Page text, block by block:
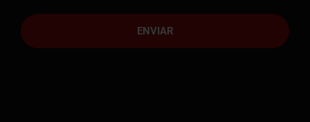
ENVIAR